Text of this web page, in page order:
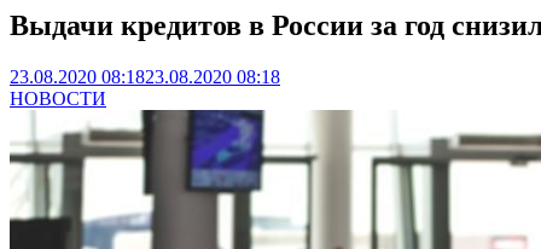
Выдачи кредитов в России за год
23.08.2020 08:1823.08.2020 08:18
НОВОСТИ